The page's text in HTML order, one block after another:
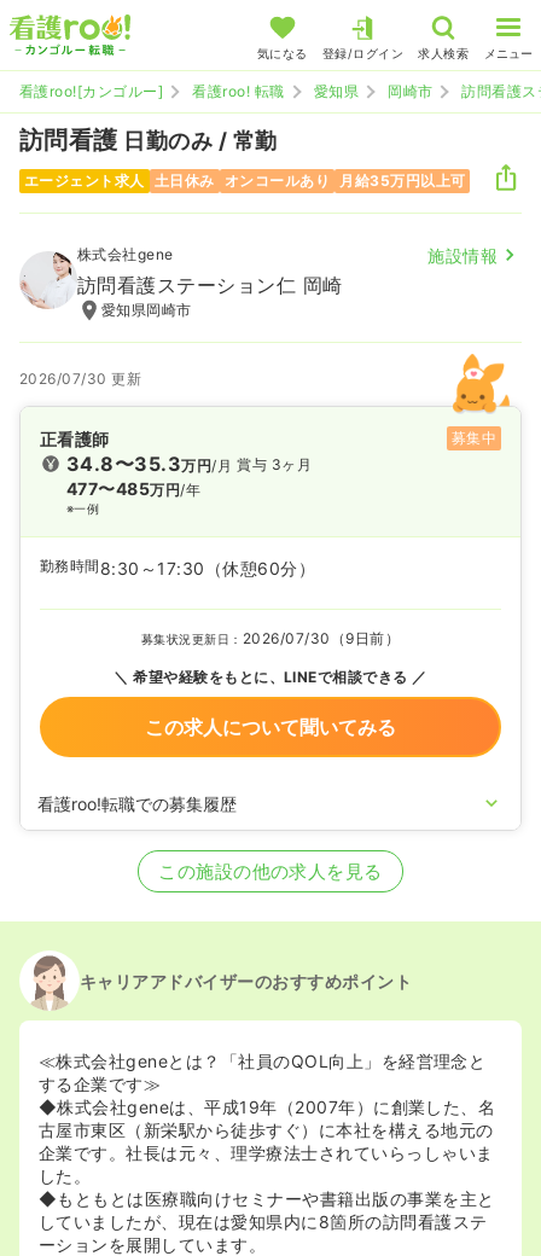
気になる 登録/ログイン 求人検索 メニュー
看護roo![カンゴルー] 看護roo! 転職 愛知県 岡崎市 訪問看護
訪問看護 日勤のみ / 常勤
エージェント求人 土日休み オンコールあり 月給35万円以上可
株式会社gene 施設情報
訪問看護ステーション仁 岡崎
愛知県岡崎市
2026/07/30 更新
正看護師 募集中
34.8〜35.3万円/月
477〜485万円/年
※一例
賞与 3ヶ月
勤務時間 8:30～17:30 （休憩60分）
募集状況更新日： 2026/07/30（9日前）
希望や経験をもとに、LINEで相談できる
この求人について聞いてみる
看護roo!転職での募集履歴
正看護師の募集を休止
正看護師の募集を開始
2025/06/24正看護師の募集を開始
2024/03/14
2024/02/29正看護師の募集を休止
2023/07/04
2022/04/25正看護師の募集を休止
この施設の他の求人を見る
キャリアアドバイザーのおすすめポイント
≪株式会社geneとは？「社員のQOL向上」を経営理念と
する企業です≫
◆株式会社geneは、平成19年（2007年）に創業した、名
古屋市東区（新栄駅から徒歩すぐ）に本社を構える地元の
企業です。社長は元々、理学療法士されていらっしゃいま
した。
◆もともとは医療職向けセミナーや書籍出版の事業を主と
していましたが、現在は愛知県内に8箇所の訪問看護ステ
ーションを展開しています。